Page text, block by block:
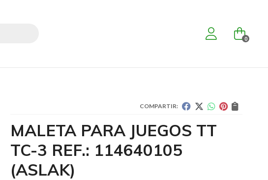
0
COMPARTIR:
MALETA PARA JUEGOS TT
TC-3 REF.: 114640105
(ASLAK)